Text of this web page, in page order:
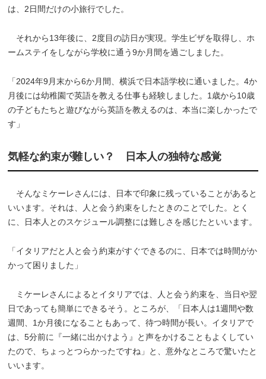
は、2日間だけの小旅行でした。
それから13年後に、2度目の訪日が実現。学生ビザを取得し、ホ
ームステイをしながら学校に通う9か月間を過ごしました。
「2024年9月末から6か月間、横浜で日本語学校に通いました。4か
月後には幼稚園で英語を教える仕事も経験しました。1歳から10歳
の子どもたちと遊びながら英語を教えるのは、本当に楽しかったで
す」
気軽な約束が難しい？ 日本人の独特な感覚
そんなミケーレさんには、日本で印象に残っていることがあると
いいます。それは、人と会う約束をしたときのことでした。とく
に、日本人とのスケジュール調整には難しさを感じたといいます。
「イタリアだと人と会う約束がすぐできるのに、日本では時間がか
かって困りました」
ミケーレさんによるとイタリアでは、人と会う約束を、当日や翌
日であっても簡単にできるそう。ところが、「日本人は1週間や数
週間、1か月後になることもあって、待つ時間が長い。イタリアで
は、5分前に『一緒に出かけよう』と声をかけることもよくしてい
たので、ちょっとつらかったですね」と、意外なところで驚いたと
いいます。